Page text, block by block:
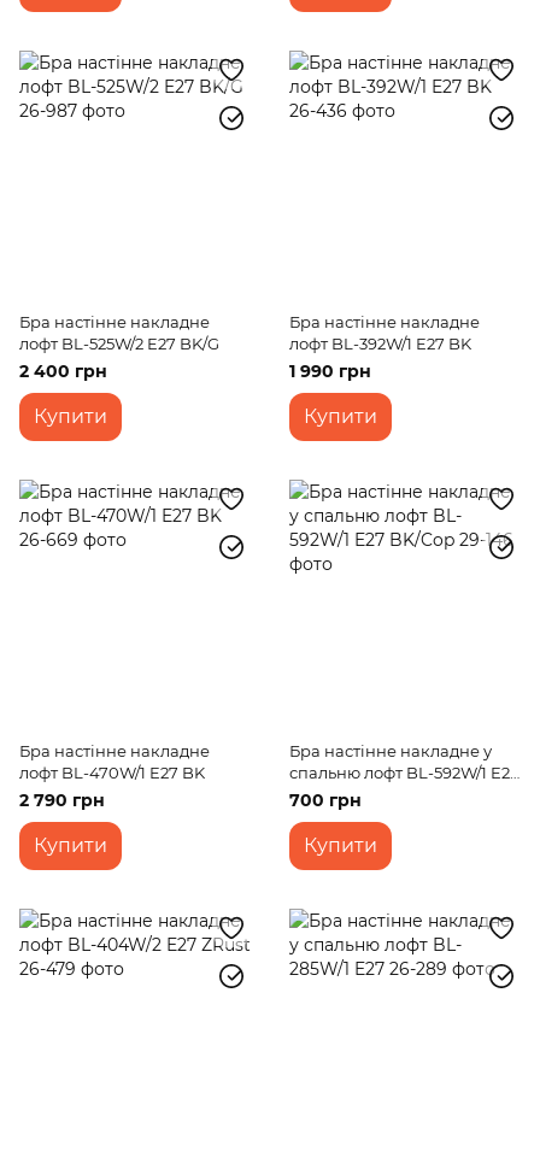
Бра настінне накладне
лофт BL-525W/2 E27 BK/G
2 400 грн
Купити
Бра настінне накладне
лофт BL-392W/1 E27 BK
1 990 грн
Купити
Бра настінне накладне
лофт BL-470W/1 E27 BK
2 790 грн
Купити
Бра настінне накладне у
спальню лофт BL-592W/1 E27
BK/Cop
700 грн
Купити